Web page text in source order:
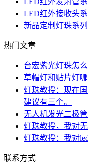
LED红外接收头系
新品定制灯珠系列
热门文章
台宏紫光灯珠怎么
草帽灯和贴片灯哪
灯珠教授：现在
建议有三个。
无人机发光二极
灯珠教授，我对
灯珠教授：我对
联系方式